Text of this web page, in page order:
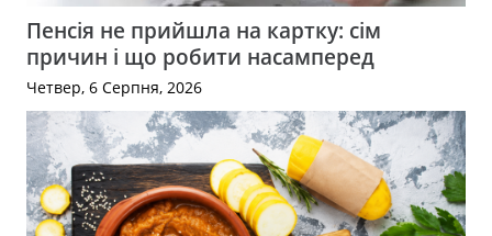
Пенсія не прийшла на картку: сім
причин і що робити насамперед
Четвер, 6 Серпня, 2026